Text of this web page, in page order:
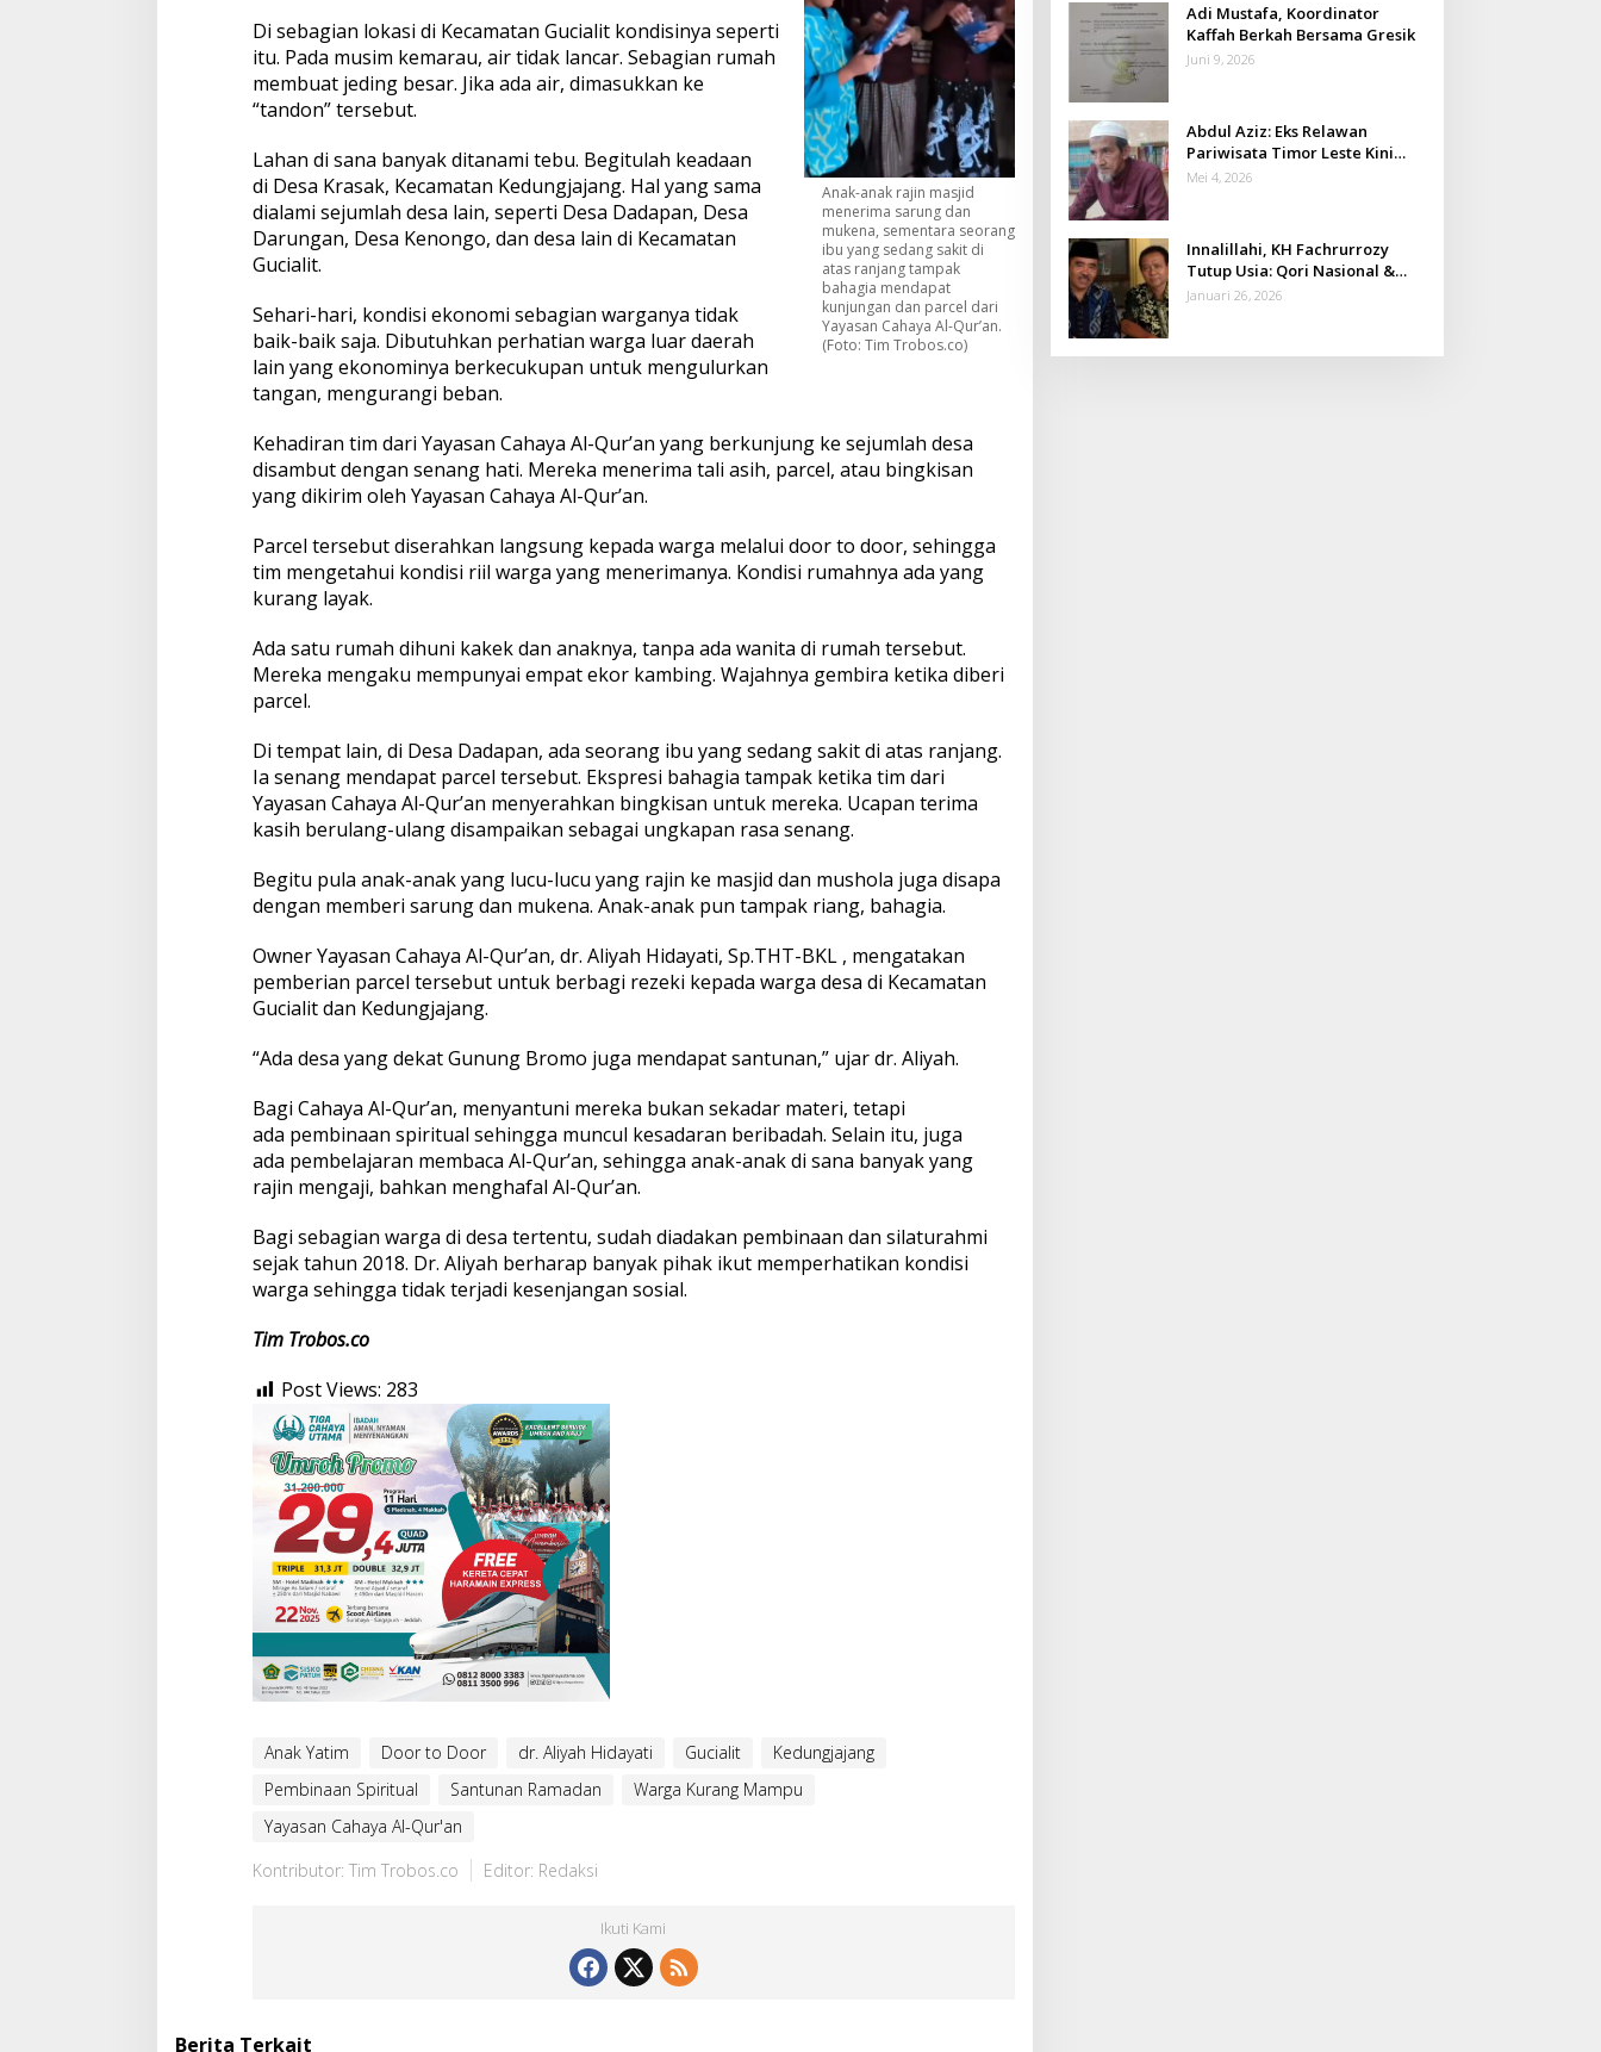
Anak-anak rajin masjid
menerima sarung dan
mukena, sementara seorang
ibu yang sedang sakit di
atas ranjang tampak
bahagia mendapat
kunjungan dan parcel dari
Yayasan Cahaya Al-Qur’an.
(Foto: Tim Trobos.co)
Di sebagian lokasi di Kecamatan Gucialit kondisinya seperti
itu. Pada musim kemarau, air tidak lancar. Sebagian rumah
membuat jeding besar. Jika ada air, dimasukkan ke
“tandon” tersebut.
Lahan di sana banyak ditanami tebu. Begitulah keadaan
di Desa Krasak, Kecamatan Kedungjajang. Hal yang sama
dialami sejumlah desa lain, seperti Desa Dadapan, Desa
Darungan, Desa Kenongo, dan desa lain di Kecamatan
Gucialit.
Sehari-hari, kondisi ekonomi sebagian warganya tidak
baik-baik saja. Dibutuhkan perhatian warga luar daerah
lain yang ekonominya berkecukupan untuk mengulurkan
tangan, mengurangi beban.
Kehadiran tim dari Yayasan Cahaya Al-Qur’an yang berkunjung ke sejumlah desa
disambut dengan senang hati. Mereka menerima tali asih, parcel, atau bingkisan
yang dikirim oleh Yayasan Cahaya Al-Qur’an.
Parcel tersebut diserahkan langsung kepada warga melalui door to door, sehingga
tim mengetahui kondisi riil warga yang menerimanya. Kondisi rumahnya ada yang
kurang layak.
Ada satu rumah dihuni kakek dan anaknya, tanpa ada wanita di rumah tersebut.
Mereka mengaku mempunyai empat ekor kambing. Wajahnya gembira ketika diberi
parcel.
Di tempat lain, di Desa Dadapan, ada seorang ibu yang sedang sakit di atas ranjang.
Ia senang mendapat parcel tersebut. Ekspresi bahagia tampak ketika tim dari
Yayasan Cahaya Al-Qur’an menyerahkan bingkisan untuk mereka. Ucapan terima
kasih berulang-ulang disampaikan sebagai ungkapan rasa senang.
Begitu pula anak-anak yang lucu-lucu yang rajin ke masjid dan mushola juga disapa
dengan memberi sarung dan mukena. Anak-anak pun tampak riang, bahagia.
Owner Yayasan Cahaya Al-Qur’an, dr. Aliyah Hidayati, Sp.THT-BKL , mengatakan
pemberian parcel tersebut untuk berbagi rezeki kepada warga desa di Kecamatan
Gucialit dan Kedungjajang.
“Ada desa yang dekat Gunung Bromo juga mendapat santunan,” ujar dr. Aliyah.
Bagi Cahaya Al-Qur’an, menyantuni mereka bukan sekadar materi, tetapi
ada pembinaan spiritual sehingga muncul kesadaran beribadah. Selain itu, juga
ada pembelajaran membaca Al-Qur’an, sehingga anak-anak di sana banyak yang
rajin mengaji, bahkan menghafal Al-Qur’an.
Bagi sebagian warga di desa tertentu, sudah diadakan pembinaan dan silaturahmi
sejak tahun 2018. Dr. Aliyah berharap banyak pihak ikut memperhatikan kondisi
warga sehingga tidak terjadi kesenjangan sosial.
Tim Trobos.co
Post Views: 283
Anak Yatim Door to Door dr. Aliyah Hidayati Gucialit
Kedungjajang
Pembinaan Spiritual
Santunan Ramadan
Warga Kurang Mampu
Yayasan Cahaya Al-Qur'an
Kontributor: Tim Trobos.co
Editor: Redaksi
Ikuti Kami
Berita Terkait
Adi Mustafa, Koordinator
Kaffah Berkah Bersama Gresik
Juni 9, 2026
Abdul Aziz: Eks Relawan
Pariwisata Timor Leste Kini
Takmir Kalisat
Mei 4, 2026
Innalillahi, KH Fachrurrozy
Tutup Usia: Qori Nasional &
Mantan Kadis Kemenag yang
Januari 26, 2026